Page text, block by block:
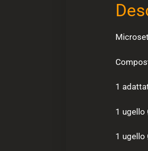
1
1 ugello
1 ugello